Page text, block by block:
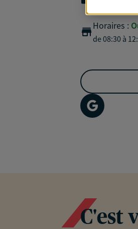
Horaires :
de 08:30 à
C'est